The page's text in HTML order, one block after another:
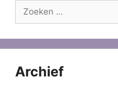
Zoek
Archief